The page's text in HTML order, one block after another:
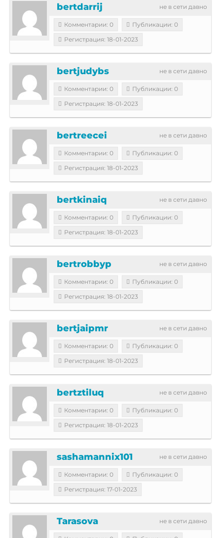
не в сети давно
bertdarrij
Комментарии: 0
Публикации: 0
Регистрация: 18-01-2023
не в сети давно
bertjudybs
Комментарии: 0
Публикации: 0
Регистрация: 18-01-2023
не в сети давно
bertreecei
Комментарии: 0
Публикации: 0
Регистрация: 18-01-2023
не в сети давно
bertkinaiq
Комментарии: 0
Публикации: 0
Регистрация: 18-01-2023
не в сети давно
bertrobbyp
Комментарии: 0
Публикации: 0
Регистрация: 18-01-2023
не в сети давно
bertjaipmr
Комментарии: 0
Публикации: 0
Регистрация: 18-01-2023
не в сети давно
bertztiluq
Комментарии: 0
Публикации: 0
Регистрация: 18-01-2023
не в сети давно
sashamannix101
Комментарии: 0
Публикации: 0
Регистрация: 17-01-2023
не в сети давно
Tarasova